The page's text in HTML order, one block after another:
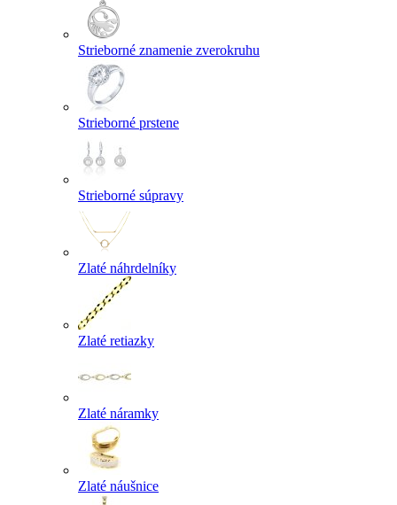
Strieborné znamenie zverokruhu
Strieborné prstene
Strieborné súpravy
Zlaté náhrdelníky
Zlaté retiazky
Zlaté náramky
Zlaté náušnice